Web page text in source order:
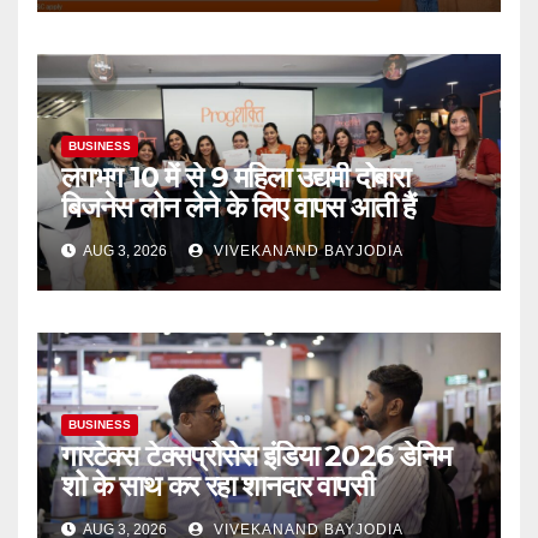
BUSINESS
लगभग 10 में से 9 महिला उद्यमी दोबारा
बिजनेस लोन लेने के लिए वापस आती हैं
AUG 3, 2026 VIVEKANAND BAYJODIA
BUSINESS
गारटेक्स टेक्सप्रोसेस इंडिया 2026 डेनिम
शो के साथ कर रहा शानदार वापसी
AUG 3, 2026 VIVEKANAND BAYJODIA